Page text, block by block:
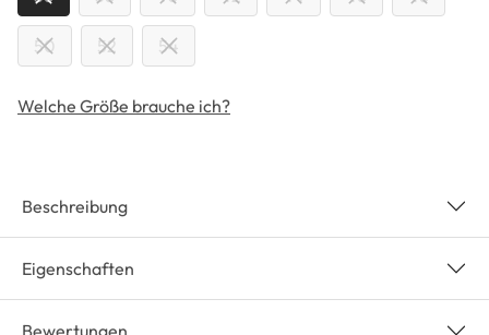
50 52 54
Welche Größe brauche ich?
Beschreibung
Eigenschaften
Bewertungen